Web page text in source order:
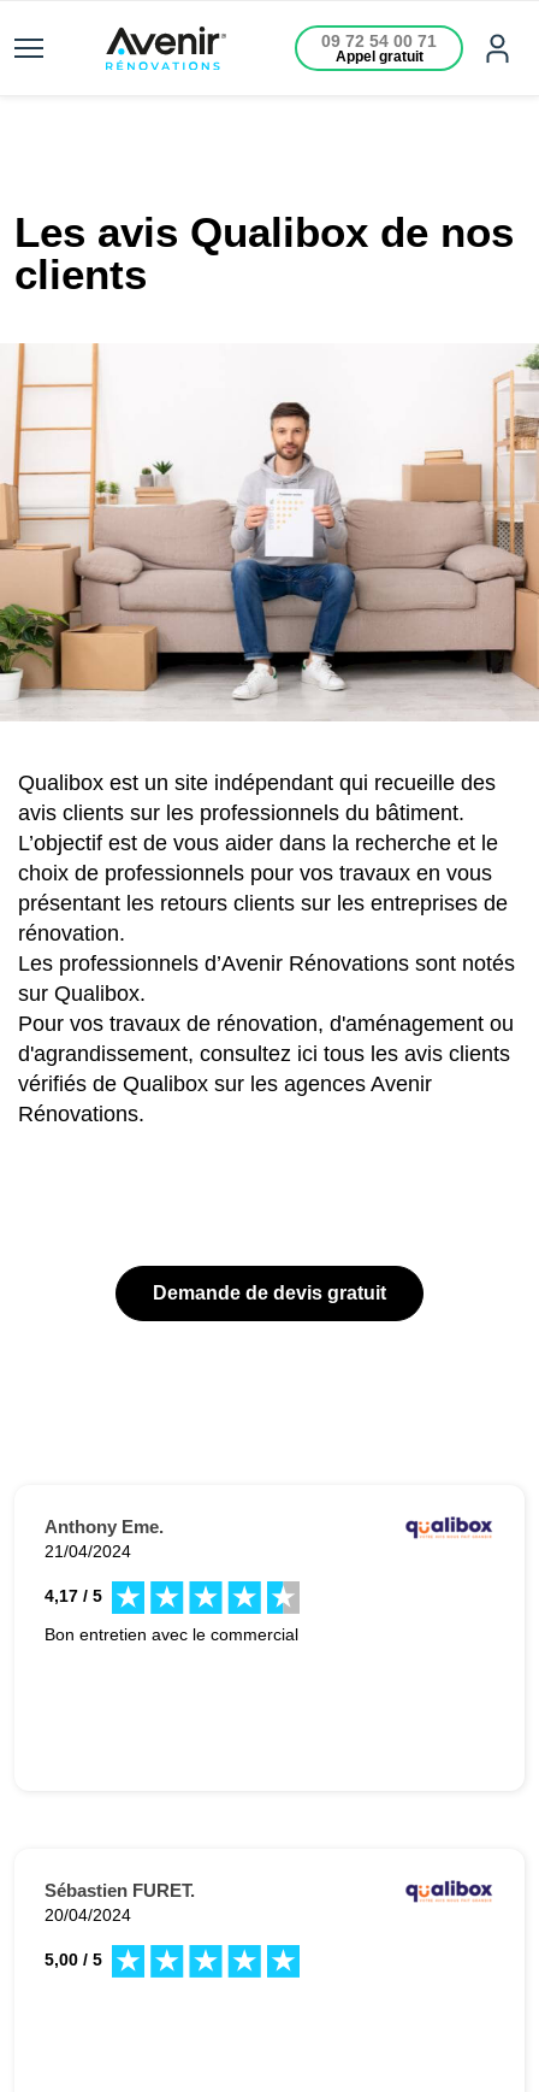
09 72 54 00 71
Appel gratuit
Les avis Qualibox de nos
clients
Qualibox est un site indépendant qui recueille des
avis clients sur les professionnels du bâtiment.
L’objectif est de vous aider dans la recherche et le
choix de professionnels pour vos travaux en vous
présentant les retours clients sur les entreprises de
rénovation.
Les professionnels d’Avenir Rénovations sont notés
sur Qualibox.
Pour vos travaux de rénovation, d'aménagement ou
d'agrandissement, consultez ici tous les avis clients
vérifiés de Qualibox sur les agences Avenir
Rénovations.
Demande de devis gratuit
Anthony Eme.
21/04/2024
4,17 / 5
Bon entretien avec le commercial
Sébastien FURET.
20/04/2024
5,00 / 5